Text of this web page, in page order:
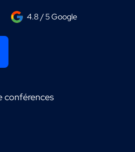
4.8 / 5 Google
conférences